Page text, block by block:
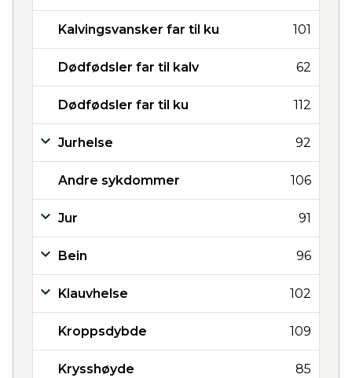
Kalvingsvansker far til ku 101
Dødfødsler far til kalv 62
Dødfødsler far til ku 112
Jurhelse 92
Andre sykdommer 106
Jur 91
Bein 96
Klauvhelse 102
Kroppsdybde 109
Krysshøyde 85